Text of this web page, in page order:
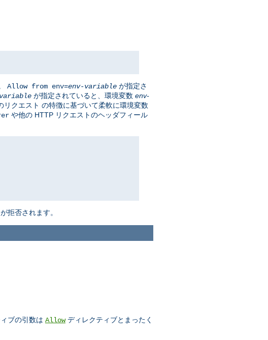
Allow from env=env-variable が指定さ
が指定されていると、環境変数 env-
クエスト の特徴に基づいて柔軟に環境変数
や他の HTTP リクエストのヘッダフィール
拒否されます。
ブの引数は Allowディレクティブとまったく